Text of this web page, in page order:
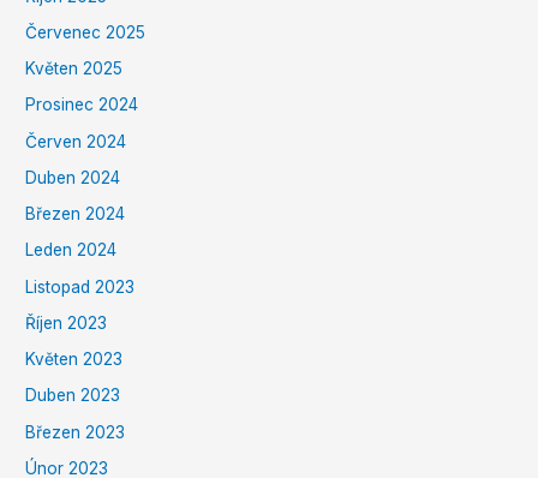
Červenec 2025
Květen 2025
Prosinec 2024
Červen 2024
Duben 2024
Březen 2024
Leden 2024
Listopad 2023
Říjen 2023
Květen 2023
Duben 2023
Březen 2023
Únor 2023